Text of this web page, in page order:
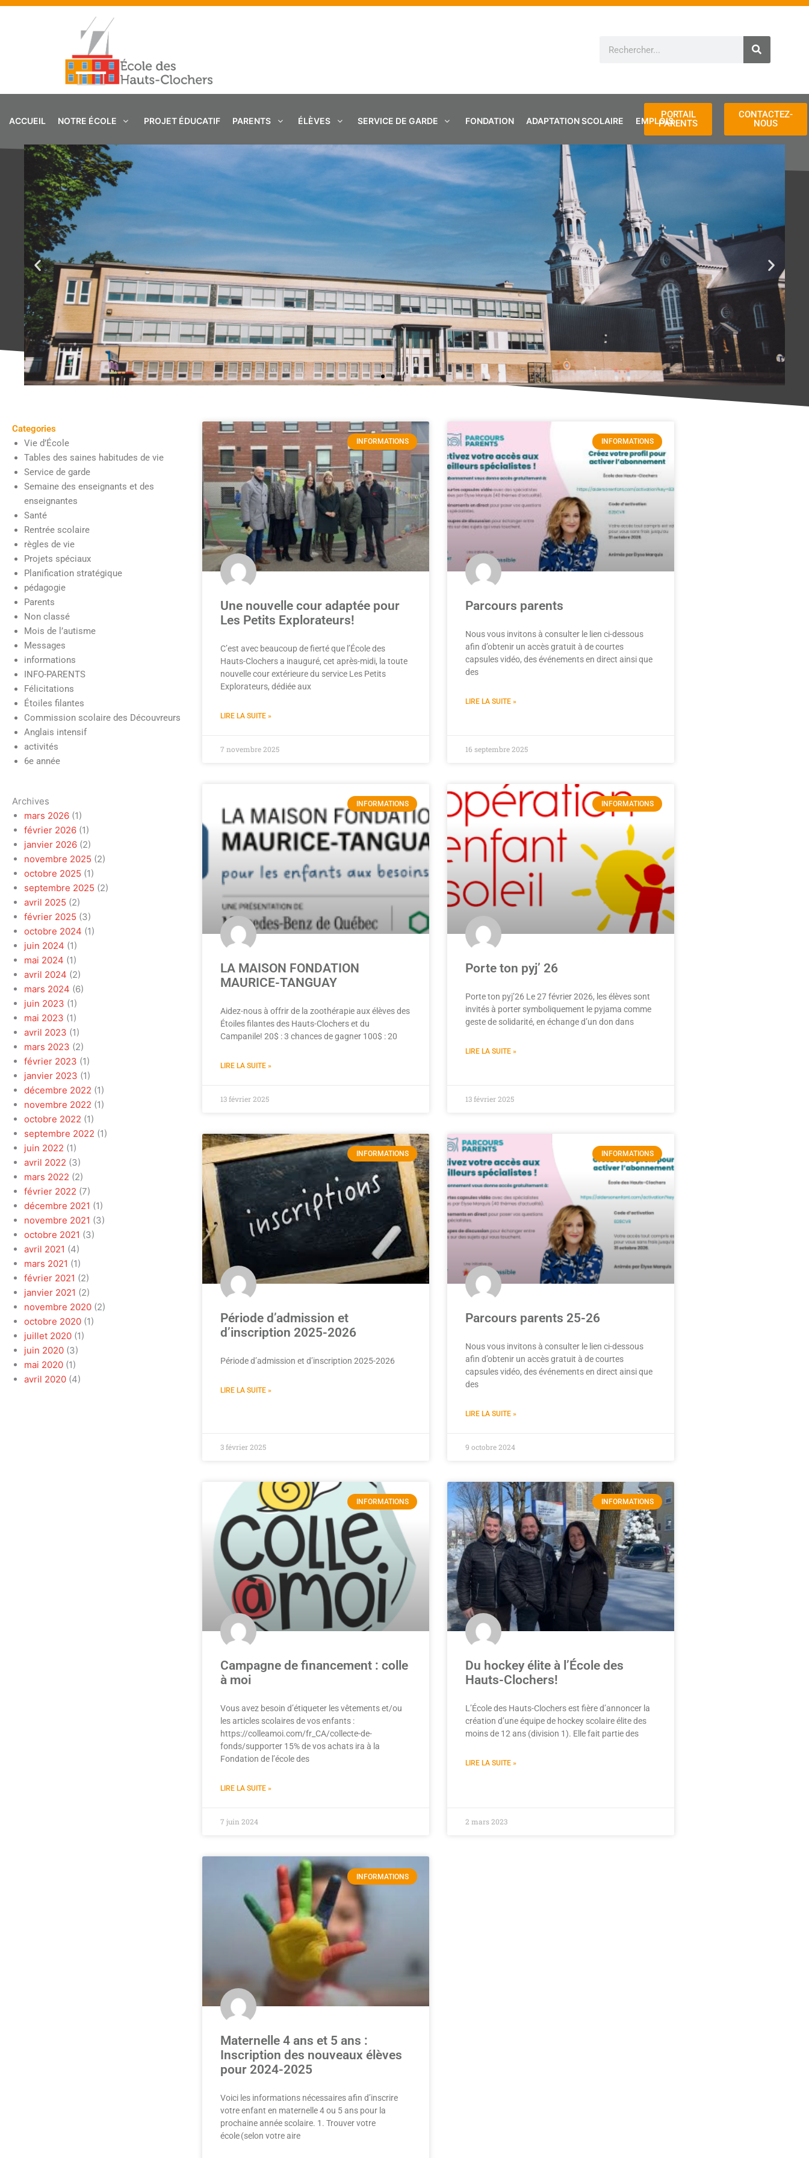
Aller
ACCUEIL NOTRE ÉCOLE PROJET ÉDUCATIF PARENTS ÉLÈVES SERVICE DE GARDE FONDATION ADAPTATION SCOLAIRE EMPLOIS
PORTAIL
PARENTS
CONTACTEZ-
NOUS
Cliquer
ici
Categories
Vie d’École
Tables des saines habitudes de vie
Service de garde
Semaine des enseignants et des
enseignantes
Santé
Rentrée scolaire
règles de vie
Projets spéciaux
Planification stratégique
pédagogie
Parents
Non classé
Mois de l’autisme
Messages
informations
INFO-PARENTS
Félicitations
Étoiles filantes
Commission scolaire des Découvreurs
Anglais intensif
activités
6e année
Archives
mars 2026 (1)
février 2026 (1)
janvier 2026 (2)
novembre 2025 (2)
octobre 2025 (1)
septembre 2025 (2)
avril 2025 (2)
février 2025 (3)
octobre 2024 (1)
juin 2024 (1)
mai 2024 (1)
avril 2024 (2)
mars 2024 (6)
juin 2023 (1)
mai 2023 (1)
avril 2023 (1)
mars 2023 (2)
février 2023 (1)
janvier 2023 (1)
décembre 2022 (1)
novembre 2022 (1)
octobre 2022 (1)
septembre 2022 (1)
juin 2022 (1)
avril 2022 (3)
mars 2022 (2)
février 2022 (7)
décembre 2021 (1)
novembre 2021 (3)
octobre 2021 (3)
avril 2021 (4)
mars 2021 (1)
février 2021 (2)
janvier 2021 (2)
novembre 2020 (2)
octobre 2020 (1)
juillet 2020 (1)
juin 2020 (3)
mai 2020 (1)
avril 2020 (4)
INFORMATIONS
Une nouvelle cour adaptée pour
Les Petits Explorateurs!
C’est avec beaucoup de fierté que l’École des
Hauts-Clochers a inauguré, cet après-midi, la toute
nouvelle cour extérieure du service Les Petits
Explorateurs, dédiée aux
LIRE LA SUITE »
7 novembre 2025
INFORMATIONS
Parcours parents
Nous vous invitons à consulter le lien ci-dessous
afin d’obtenir un accès gratuit à de courtes
capsules vidéo, des événements en direct ainsi que
des
LIRE LA SUITE »
16 septembre 2025
INFORMATIONS
LA MAISON FONDATION
MAURICE-TANGUAY
Aidez-nous à offrir de la zoothérapie aux élèves des
Étoiles filantes des Hauts-Clochers et du
Campanile! 20$ : 3 chances de gagner 100$ : 20
LIRE LA SUITE »
13 février 2025
INFORMATIONS
Porte ton pyj’ 26
Porte ton pyj’26 Le 27 février 2026, les élèves sont
invités à porter symboliquement le pyjama comme
geste de solidarité, en échange d’un don dans
LIRE LA SUITE »
13 février 2025
INFORMATIONS
Période d’admission et
d’inscription 2025-2026
Période d’admission et d’inscription 2025-2026
LIRE LA SUITE »
3 février 2025
INFORMATIONS
Parcours parents 25-26
Nous vous invitons à consulter le lien ci-dessous
afin d’obtenir un accès gratuit à de courtes
capsules vidéo, des événements en direct ainsi que
des
LIRE LA SUITE »
9 octobre 2024
INFORMATIONS
Campagne de financement : colle
à moi
Vous avez besoin d’étiqueter les vêtements et/ou
les articles scolaires de vos enfants :
https://colleamoi.com/fr_CA/collecte-de-
fonds/supporter 15% de vos achats ira à la
Fondation de l’école des
LIRE LA SUITE »
7 juin 2024
INFORMATIONS
Du hockey élite à l’École des
Hauts-Clochers!
L’École des Hauts-Clochers est fière d’annoncer la
création d’une équipe de hockey scolaire élite des
moins de 12 ans (division 1). Elle fait partie des
LIRE LA SUITE »
2 mars 2023
INFORMATIONS
Maternelle 4 ans et 5 ans :
Inscription des nouveaux élèves
pour 2024-2025
Voici les informations nécessaires afin d’inscrire
votre enfant en maternelle 4 ou 5 ans pour la
prochaine année scolaire. 1. Trouver votre
école (selon votre aire